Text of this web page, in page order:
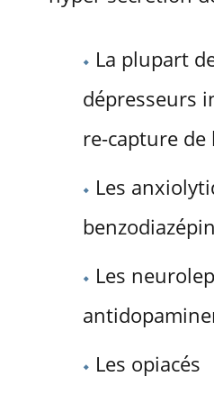
La plupart
dépresseurs
re-capture
Les
Les
Les opiacés